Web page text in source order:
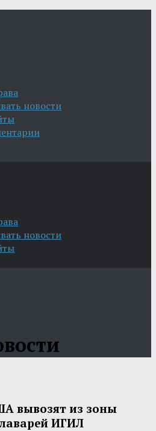
новости
новости
вывозят из зоны
ИГИЛ